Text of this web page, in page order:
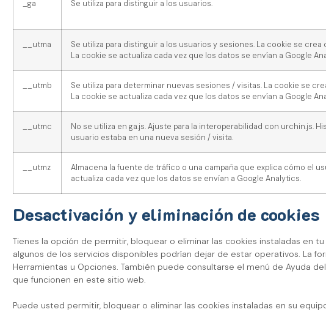
_ga Se utiliza para distinguir a los usuarios.
__utma
Se utiliza para distinguir a los usuarios y sesiones. La cookie se
La cookie se actualiza cada vez que los datos se envían a Google
__utmb
Se utiliza para determinar nuevas sesiones / visitas. La cookie se
La cookie se actualiza cada vez que los datos se envían a Google
__utmc
No se utiliza en ga.js. Ajuste para la interoperabilidad con
usuario estaba en una nueva sesión / visita.
__utmz
Almacena la fuente de tráfico o una campaña que explica cómo el
actualiza cada vez que los datos se envían a Google Analytics.
Desactivación y eliminación de cookies
Tienes la opción de permitir, bloquear o eliminar las cookies instaladas en
algunos de los servicios disponibles podrían dejar de estar operativos. La
Herramientas u Opciones. También puede consultarse el menú de Ayuda
que funcionen en este sitio web.
Puede usted permitir, bloquear o eliminar las cookies instaladas en su